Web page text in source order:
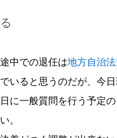
中での退任は地方自治法
いると思うのだが、今
に一般質問を行う予定
。